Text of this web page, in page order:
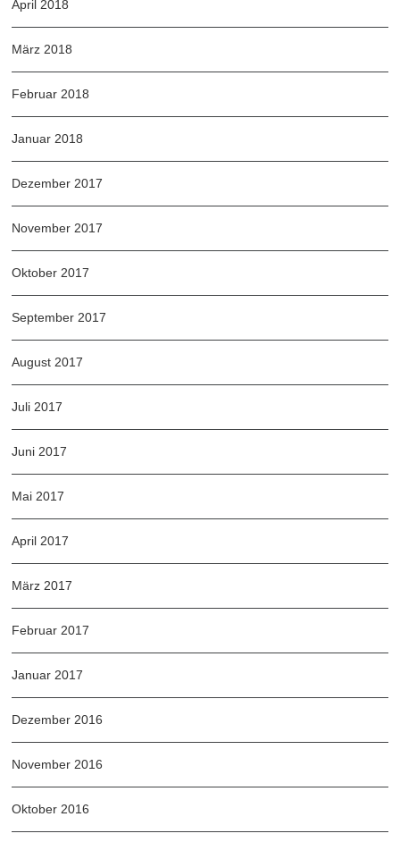
April 2018
März 2018
Februar 2018
Januar 2018
Dezember 2017
November 2017
Oktober 2017
September 2017
August 2017
Juli 2017
Juni 2017
Mai 2017
April 2017
März 2017
Februar 2017
Januar 2017
Dezember 2016
November 2016
Oktober 2016